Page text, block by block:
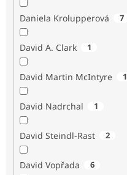
Daniela Krolupperová 7
David A. Clark 1
David Martin McIntyre 1
David Nadrchal 1
David Steindl-Rast 2
David Vopřada 6